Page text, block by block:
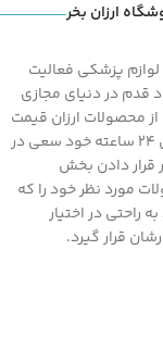
ارزان بخر
پزشکی فعالیت
قدم در دنیای مجازی
محصولات ارزان قیمت
و با کیفیت ما بهره مند گردند.پزشک کالا با پشتیبانی 24 ساعته خود سعی در
قرار دادن بخش
مورد نظر خود را که
در اختیار
قرار گیرد.